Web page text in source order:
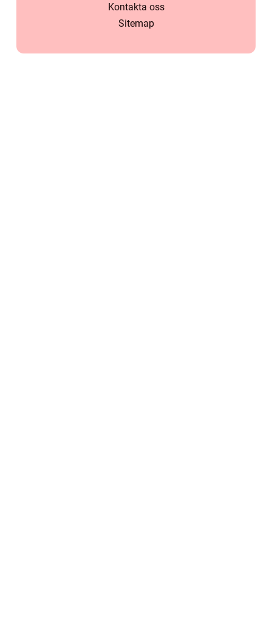
Kontakta oss
Sitemap